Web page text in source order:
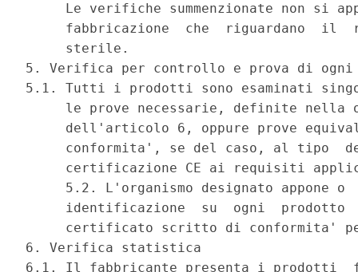
Le verifiche summenzionate non si
fabbricazione  che  riguardano  il
     sterile.
5. Verifica per controllo e prova di
5.1. Tutti i prodotti sono esaminati
le prove necessarie, definite nella
dell'articolo 6, oppure prove
conformita', se del caso, al tipo
certificazione CE ai requisiti
5.2. L'organismo designato appone o
identificazione  su  ogni  prodotto
certificato scritto di conformita'
6. Verifica statistica
6.1. Il fabbricante presenta i prodotti